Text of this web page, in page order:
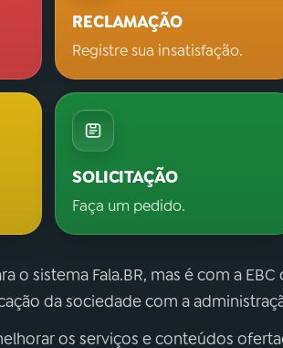
RECLAMAÇÃO
Registre sua insatisfação.
SOLICITAÇÃO
Faça um pedido.
o sistema Fala.BR, mas é com a
da sociedade com a
os serviços e conteúdos